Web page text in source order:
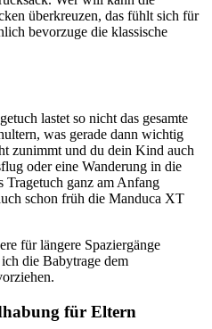
überkreuzen, das fühlt sich für
bevorzuge die klassische
lastet so nicht das gesamte
was gerade dann wichtig
zunimmt und du dein Kind auch
oder eine Wanderung in die
Tragetuch ganz am Anfang
schon früh die Manduca XT
für längere Spaziergänge
die Babytrage dem
für Eltern